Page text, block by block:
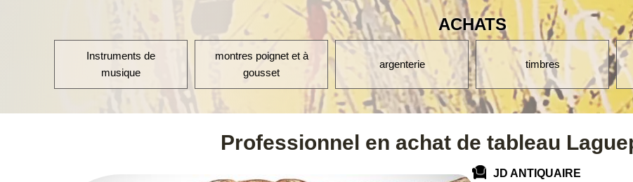
ACHATS
montres poignet et à
gousset
argenterie timbres cartes postales
Professionnel en achat de tableau
JD ANTIQUAIRE